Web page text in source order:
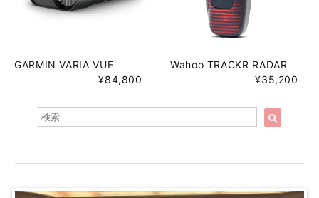
GARMIN VARIA VUE
¥84,800
Wahoo TRACKR RADAR
¥35,200